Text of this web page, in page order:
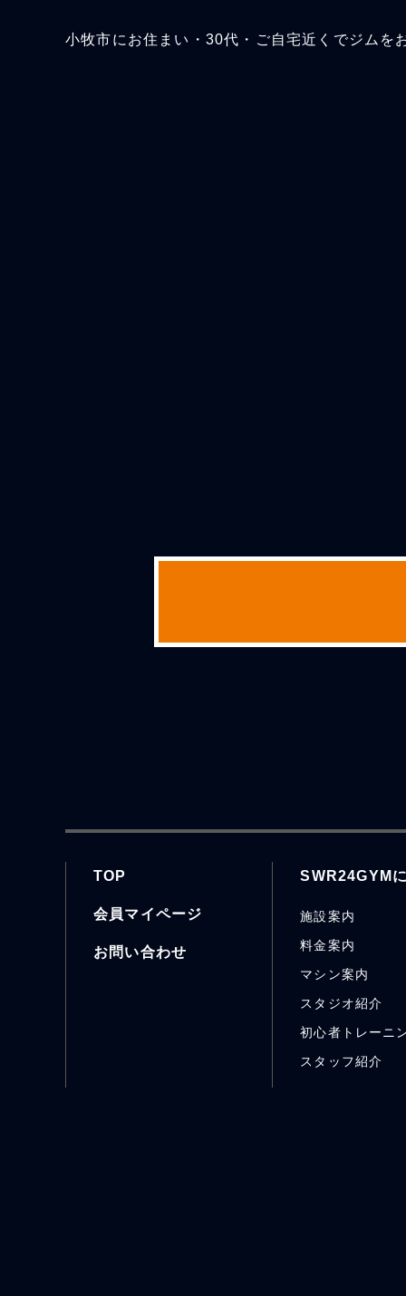
小牧市にお住まい・30代・ご自宅近くでジムを
TOP
会員マイページ
お問い合わせ
SWR24GYM
施設案内
料金案内
マシン案内
スタジオ紹介
初心者トレーニ
スタッフ紹介